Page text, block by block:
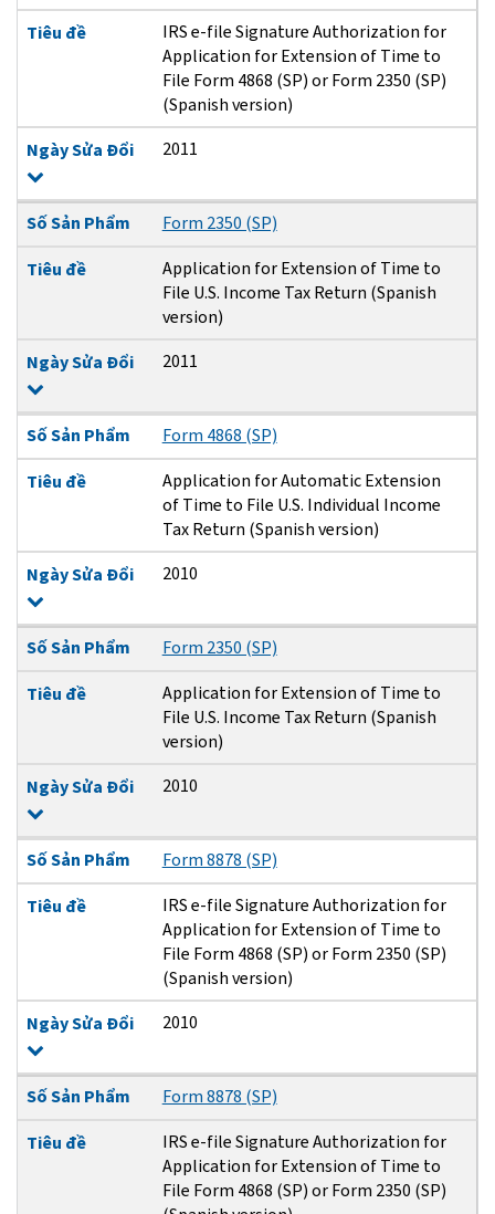
Tiêu đề
IRS e-file Signature Authorization for
Application for Extension of Time to
File Form 4868 (SP) or Form 2350 (SP)
(Spanish version)
Ngày Sửa Đổi
2011
Số Sản Phẩm
Form 2350 (SP)
Tiêu đề
Application for Extension of Time to
File U.S. Income Tax Return (Spanish
version)
Ngày Sửa Đổi
2011
Số Sản Phẩm
Form 4868 (SP)
Tiêu đề
Application for Automatic Extension
of Time to File U.S. Individual Income
Tax Return (Spanish version)
Ngày Sửa Đổi
2010
Số Sản Phẩm
Form 2350 (SP)
Tiêu đề
Application for Extension of Time to
File U.S. Income Tax Return (Spanish
version)
Ngày Sửa Đổi
2010
Số Sản Phẩm
Form 8878 (SP)
Tiêu đề
IRS e-file Signature Authorization for
Application for Extension of Time to
File Form 4868 (SP) or Form 2350 (SP)
(Spanish version)
Ngày Sửa Đổi
2010
Số Sản Phẩm
Form 8878 (SP)
Tiêu đề
IRS e-file Signature Authorization for
Application for Extension of Time to
File Form 4868 (SP) or Form 2350 (SP)